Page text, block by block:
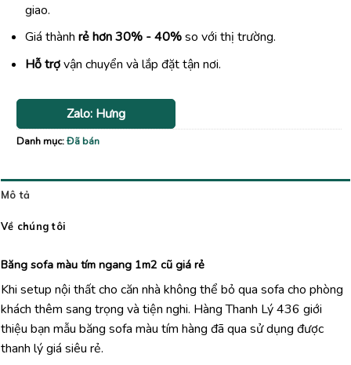
giao.
Giá thành rẻ hơn 30% - 40%so với thị trường.
Hỗ trợvận chuyển và lắp đặt tận nơi.
Zalo: Hưng
Danh mục:Đã bán
Mô tả
Về chúng tôi
Băng sofa màu tím ngang 1m2 cũ giá rẻ
Khi setup nội thất cho căn nhà không thể bỏ qua sofa cho phòng
khách thêm sang trọng và tiện nghi. Hàng Thanh Lý 436 giới
thiệu bạn mẫu băng sofa màu tím hàng đã qua sử dụng được
thanh lý giá siêu rẻ.